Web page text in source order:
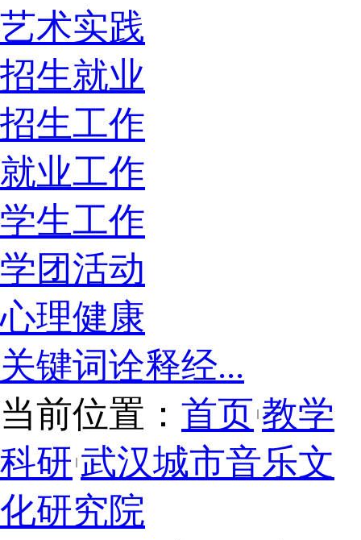
艺术实践
招生就业
招生工作
就业工作
学生工作
学团活动
心理健康
关键词诠释经...
当前位置： 首页 教学
科研 武汉城市音乐文
化研究院